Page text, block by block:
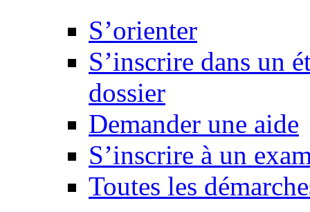
S’orienter
S’inscrire dans un
dossier
Demander une aide
S’inscrire à un
Toutes les